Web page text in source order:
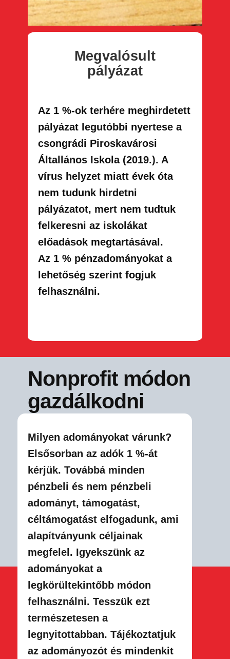
Megvalósult
pályázat
Az 1 %-ok terhére meghirdetett
pályázat legutóbbi nyertese a
csongrádi Piroskavárosi
Általlános Iskola (2019.). A
vírus helyzet miatt évek óta
nem tudunk hirdetni
pályázatot, mert nem tudtuk
felkeresni az iskolákat
előadások megtartásával.
Az 1 % pénzadományokat a
lehetőség szerint fogjuk
felhasználni.
Nonprofit módon
gazdálkodni
Milyen adományokat várunk?
Elsősorban az adók 1 %-át
kérjük. Továbbá minden
pénzbeli és nem pénzbeli
adományt, támoga​tást,
céltámogatást elfogadunk, ami
alapítványunk céljainak
megfelel. Igyekszünk az
adományokat a
legkörültekintőbb módon
felhasználni. Tesszük ezt
természetesen a
legnyitottabban. Tájékoztatjuk
az adományozót és mindenkit